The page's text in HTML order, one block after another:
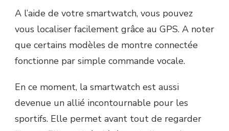
A l’aide de votre smartwatch, vous pouvez
vous localiser facilement grâce au GPS. A noter
que certains modèles de montre connectée
fonctionne par simple commande vocale.
En ce moment, la smartwatch est aussi
devenue un allié incontournable pour les
sportifs. Elle permet avant tout de regarder